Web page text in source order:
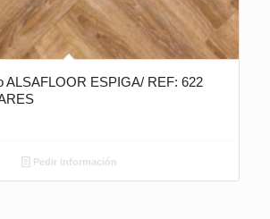
ALSAFLOOR ESPIGA/ REF: 622
Pedir información